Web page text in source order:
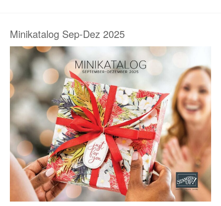
Minikatalog Sep-Dez 2025